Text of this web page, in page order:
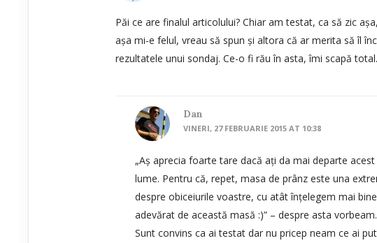
Păi ce are finalul articolului? Chiar am testat, ca să zic
așa mi-e felul, vreau să spun și altora că ar merita să îl
rezultatele unui sondaj. Ce-o fi rău în asta, îmi scapă
Dan
VINERI, 27 FEBRUARIE 2015 AT 10:38
„Aș aprecia foarte tare dacă ați da mai departe
lume. Pentru că, repet, masa de prânz este una
despre obiceiurile voastre, cu atât înțelegem mai
adevărat de această masă :)” – despre asta vorbeam.
Sunt convins ca ai testat dar nu pricep neam ce ai